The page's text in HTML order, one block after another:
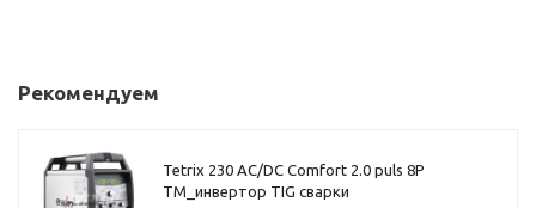
Рекомендуем
Tetrix 230 AC/DC Comfort 2.0 puls 8P
TM_инвертор TIG сварки